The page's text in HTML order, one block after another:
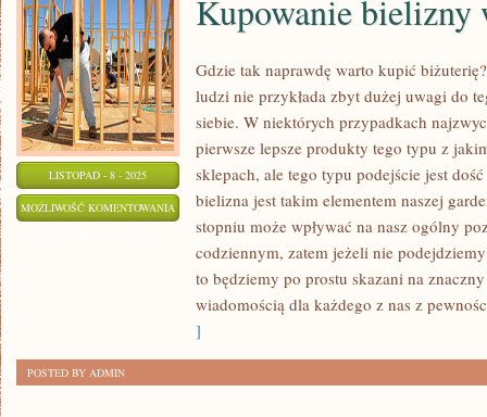
LISTOPAD - 8 - 2025
MOŻLIWOŚĆ KOMENTOWANIA KUPOWANIE
BIELIZNY
INTERNECIE
Kupowanie bielizny
Gdzie tak naprawdę warto kupić
ludzi nie przykłada zbyt dużej uwagi do
siebie. W niektórych przypadkach
pierwsze lepsze produkty tego typu z
sklepach, ale tego typu podejście jest
bielizna jest takim elementem naszej
stopniu może wpływać na nasz ogólny
codziennym, zatem jeżeli nie
to będziemy po prostu skazani na
wiadomością dla każdego z nas z
]
POSTED BY ADMIN